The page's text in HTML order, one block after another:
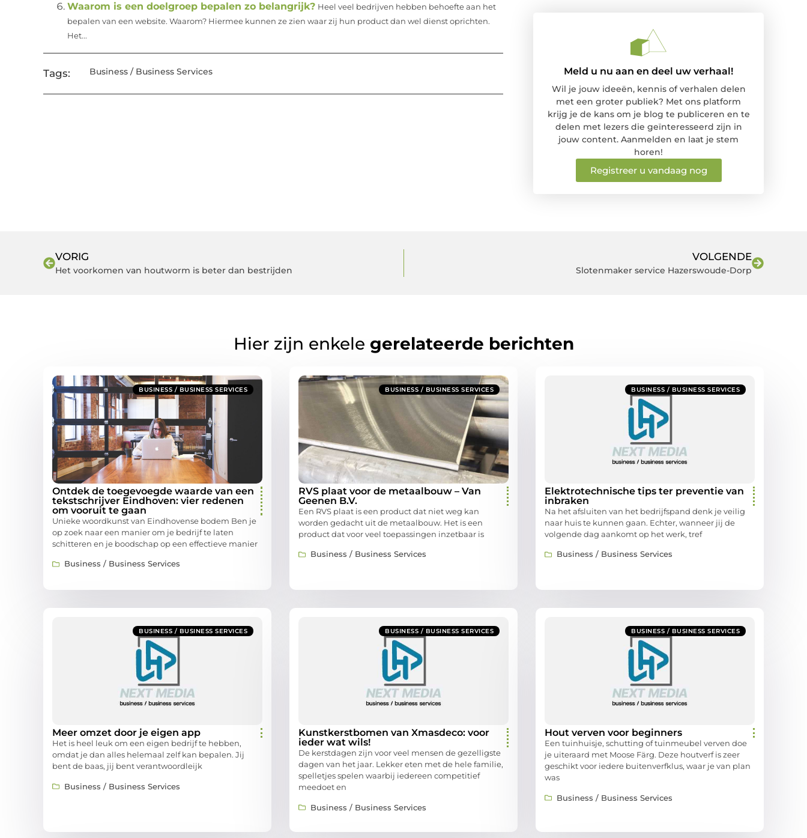
Waarom is een doelgroep bepalen zo belangrijk? Heel veel bedrijven hebben behoefte aan het
bepalen van een website. Waarom? Hiermee kunnen ze zien waar zij hun product dan wel dienst oprichten.
Het...
Tags: Business / Business Services Meld u nu aan en deel uw verhaal!
Wil je jouw ideeën, kennis of verhalen delen
met een groter publiek? Met ons platform
krijg je de kans om je blog te publiceren en te
delen met lezers die geïnteresseerd zijn in
jouw content. Aanmelden en laat je stem
horen!
Registreer u vandaag nog
VORIG
Het voorkomen van houtworm is beter dan bestrijden
VOLGENDE
Slotenmaker service Hazerswoude-Dorp
Hier zijn enkele gerelateerde berichten
BUSINESS / BUSINESS SERVICES
Ontdek de toegevoegde waarde van een
tekstschrijver Eindhoven: vier redenen
om vooruit te gaan
Unieke woordkunst van Eindhovense bodem Ben je
op zoek naar een manier om je bedrijf te laten
schitteren en je boodschap op een effectieve manier
Business / Business Services
BUSINESS / BUSINESS SERVICES
RVS plaat voor de metaalbouw – Van
Geenen B.V.
Een RVS plaat is een product dat niet weg kan
worden gedacht uit de metaalbouw. Het is een
product dat voor veel toepassingen inzetbaar is
Business / Business Services
BUSINESS / BUSINESS SERVICES
Elektrotechnische tips ter preventie van
inbraken
Na het afsluiten van het bedrijfspand denk je veilig
naar huis te kunnen gaan. Echter, wanneer jij de
volgende dag aankomt op het werk, tref
Business / Business Services
BUSINESS / BUSINESS SERVICES
Meer omzet door je eigen app
Het is heel leuk om een eigen bedrijf te hebben,
omdat je dan alles helemaal zelf kan bepalen. Jij
bent de baas, jij bent verantwoordleijk
Business / Business Services
BUSINESS / BUSINESS SERVICES
Kunstkerstbomen van Xmasdeco: voor
ieder wat wils!
De kerstdagen zijn voor veel mensen de gezelligste
dagen van het jaar. Lekker eten met de hele familie,
spelletjes spelen waarbij iedereen competitief
meedoet en
Business / Business Services
BUSINESS / BUSINESS SERVICES
Hout verven voor beginners
Een tuinhuisje, schutting of tuinmeubel verven doe
je uiteraard met Moose Färg. Deze houtverf is zeer
geschikt voor iedere buitenverfklus, waar je van plan
was
Business / Business Services